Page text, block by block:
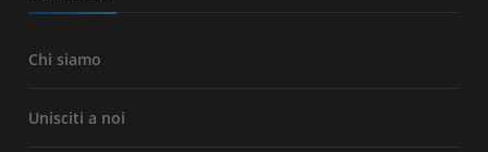
Chi siamo
Unisciti a noi